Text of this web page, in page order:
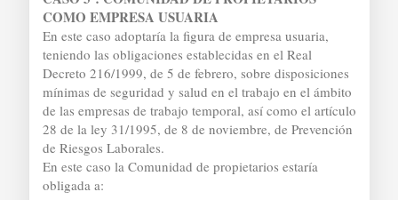
COMO EMPRESA USUARIA
En este caso adoptaría la figura de empresa usuaria,
teniendo las obligaciones establecidas en el Real
Decreto 216/1999, de 5 de febrero, sobre disposiciones
mínimas de seguridad y salud en el trabajo en el ámbito
de las empresas de trabajo temporal, así como el artículo
28 de la ley 31/1995, de 8 de noviembre, de Prevención
de Riesgos Laborales.
En este caso la Comunidad de propietarios estaría
obligada a: